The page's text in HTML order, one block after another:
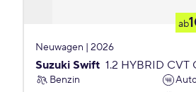
ab
Neuwagen | 2026
Suzuki Swift 1.2 HYBRID CVT
Benzin